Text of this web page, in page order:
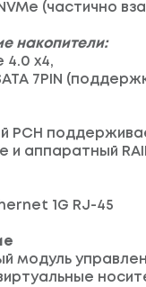
(частично
накопители:
4.0 x4,
7PIN
PCH
и аппаратный
1G RJ-45
модуль
виртуальные